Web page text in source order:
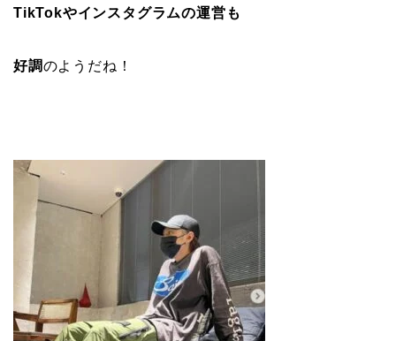
TikTokやインスタグラムの運営も
好調のようだね！